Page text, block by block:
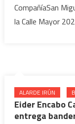
CompañíaSan
la Calle Mayor
ALARDE IRÚN
Eider Encabo
entrega